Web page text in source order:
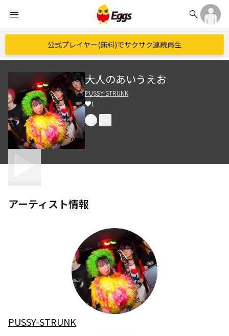
menu search
公式プレイヤー(無料)でサクサク連続再生
大人のあいうえお
PUSSY-STRUNK
1
アーティスト情報
PUSSY-STRUNK